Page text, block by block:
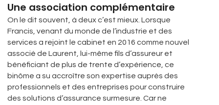
Une association complémentaire
On le dit souvent, à deux c’est mieux. Lorsque
Francis, venant du monde de l’industrie et des
services a rejoint le cabinet en 2016 comme nouvel
associé de Laurent, lui-même fils d’assureur et
bénéficiant de plus de trente d’expérience, ce
binôme a su accroître son expertise auprès des
professionnels et des entreprises pour construire
des solutions d’assurance surmesure. Car ne